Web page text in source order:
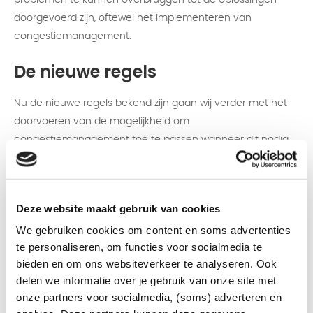
Deze website maakt gebruik van cookies
We gebruiken cookies om content en soms advertenties
te personaliseren, om functies voor socialmedia te
bieden en om ons websiteverkeer te analyseren. Ook
delen we informatie over je gebruik van onze site met
onze partners voor socialmedia, (soms) adverteren en
doorgevoerd zijn, oftewel het implementeren van
congestiemanagement.
De nieuwe regels
Nu de nieuwe regels bekend zijn gaan wij verder met het
doorvoeren van de mogelijkheid om
congestiemanagement toe te passen wanneer dit nodig
blijkt te zijn. Dit kan bijvoorbeeld voorkomen als de situatie
aangesloten op het gezamenlijk ontwikkelde
handelsplatform genaamd GOPACS wat een rol speelt in
congestiemanagement.
Meer weten?Bekijk de publicatie op de website van de
ACM voor meer informatie.